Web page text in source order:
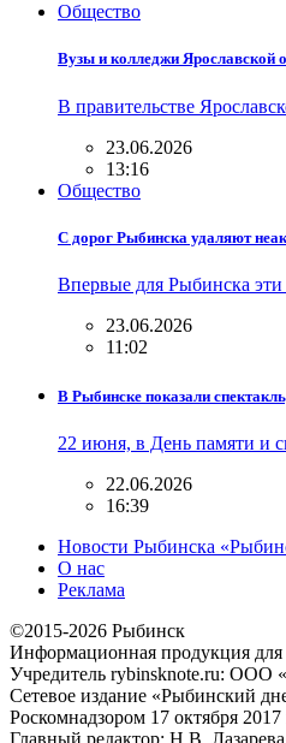
Общество
Вузы и колледжи Ярославской
В правительстве
23.06.2026
13:16
Общество
С дорог Рыбинска удаляют
Впервые для Рыбинска
23.06.2026
11:02
В Рыбинске показали
22 июня, в День памяти и
22.06.2026
16:39
Новости Рыбинска
О нас
Реклама
©2015-2026 Рыбинск
Информационная продукция для
Учредитель rybinsknote.ru:
Сетевое издание «Рыбинский
Роскомнадзором 17 октября 2017